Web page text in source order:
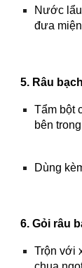
Nước
đưa
5. Râu
Tẩm bột
bên
Dùng
6. Gỏi râu
Trộn với